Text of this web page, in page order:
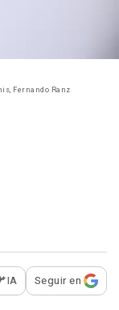
Fernando Ranz
para
IA Seguir en